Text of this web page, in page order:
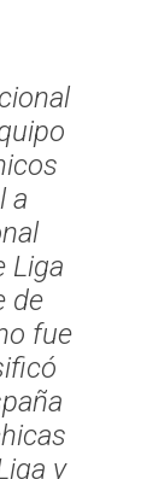
a
Liga
de
fue
y